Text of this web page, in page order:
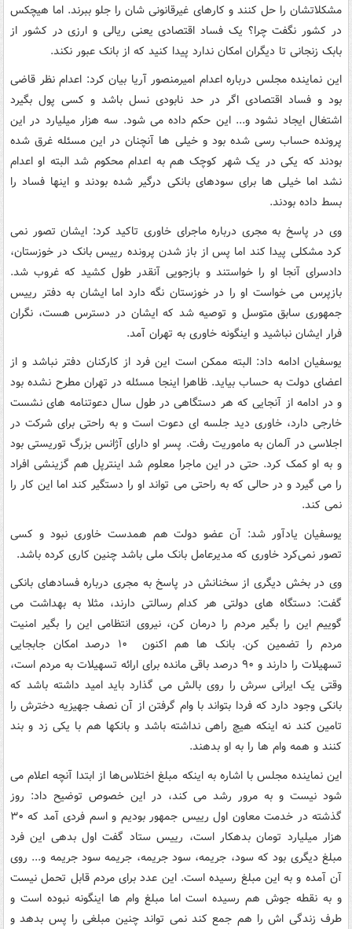
مشکلاتشان را حل کنند و کارهای غیرقانونی شان را جلو ببرند. اما هیچکس
در کشور نگفت چرا؟ یک فساد اقتصادی یعنی ریالی و ارزی در کشور از
بابک زنجانی تا دیگران امکان ندارد پیدا کنید که از بانک عبور نکند.
این نماینده مجلس درباره اعدام امیرمنصور آریا بیان کرد: اعدام نظر قاضی
بود و فساد اقتصادی اگر در حد نابودی نسل باشد و کسی پول بگیرد
اشتغال ایجاد نشود و... این حکم داده می شود. سه هزار میلیارد در این
پرونده حساب رسی شده بود و خیلی ها آنچنان در این مسئله غرق شده
بودند که یکی در یک شهر کوچک هم به اعدام محکوم شد البته او اعدام
نشد اما خیلی ها برای سودهای بانکی درگیر شده بودند و اینها فساد را
بسط داده بودند.
وی در پاسخ به مجری درباره ماجرای خاوری تاکید کرد: ایشان تصور نمی
کرد مشکلی پیدا کند اما پس از باز شدن پرونده رییس بانک در خوزستان،
دادسرای آنجا او را خواستند و بازجویی آنقدر طول کشید که غروب شد.
بازپرس می خواست او را در خوزستان نگه دارد اما ایشان به دفتر رییس
جمهوری سابق متوسل و توصیه شد که ایشان در دسترس هست، نگران
فرار ایشان نباشید و اینگونه خاوری به تهران آمد.
یوسفیان ادامه داد: البته ممکن است این فرد از کارکنان دفتر نباشد و از
اعضای دولت به حساب بیاید. ظاهرا اینجا مسئله در تهران مطرح نشده بود
و در ادامه از آنجایی که هر دستگاهی در طول سال دعوتنامه های نشست
خارجی دارد، خاوری دید جلسه ای دعوت است و به راحتی برای شرکت در
اجلاسی در آلمان به ماموریت رفت. پسر او دارای آژانس بزرگ توریستی بود
و به او کمک کرد. حتی در این ماجرا معلوم شد اینترپل هم گزینشی افراد
را می گیرد و در حالی که به راحتی می تواند او را دستگیر کند اما این کار را
نمی کند.
یوسفیان یادآور شد: آن عضو دولت هم همدست خاوری نبود و کسی
تصور نمی‌کرد خاوری که مدیرعامل بانک ملی باشد چنین کاری کرده باشد.
وی در بخش دیگری از سخنانش در پاسخ به مجری درباره فسادهای بانکی
گفت: دستگاه های دولتی هر کدام رسالتی دارند، مثلا به بهداشت می
‌گوییم این را بگیر مردم را درمان کن، نیروی انتظامی این را بگیر امنیت
مردم را تضمین کن. بانک ها هم اکنون ۱۰ درصد امکان جابجایی
تسهیلات را دارند و ۹۰ درصد باقی مانده برای ارائه تسهیلات به مردم است،
وقتی یک ایرانی سرش را روی بالش می گذارد باید امید داشته باشد که
بانکی وجود دارد که فردا بتواند با وام گرفتن از آن نصف جهیزیه دخترش را
تامین کند نه اینکه هیچ راهی نداشته باشد و بانکها هم با یکی زد و بند
کنند و همه وام ها را به او بدهند.
این نماینده مجلس با اشاره به اینکه مبلغ اختلاس‌ها از ابتدا آنچه اعلام می
شود نیست و به مرور رشد می کند، در این خصوص توضیح داد: روز
گذشته در خدمت معاون اول رییس جمهور بودیم و اسم فردی آمد که ۳۰
هزار میلیارد تومان بدهکار است، رییس ستاد گفت اول بدهی این فرد
مبلغ دیگری بود که سود، جریمه، سود جریمه، جریمه سود جریمه و... روی
آن آمده و به این مبلغ رسیده است. این عدد برای مردم قابل تحمل نیست
و به نقطه جوش هم رسیده است اما مبلغ وام ها اینگونه نبوده است و
طرف زندگی اش را هم جمع کند نمی تواند چنین مبلغی را پس بدهد و